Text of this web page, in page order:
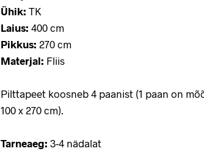
Ühik: TK
Laius: 400 cm
Pikkus: 270 cm
Materjal: Fliis
Pilttapeet koosneb 4 paanist (1 paan on
100 x 270 cm).
Tarneaeg: 3-4 nädalat